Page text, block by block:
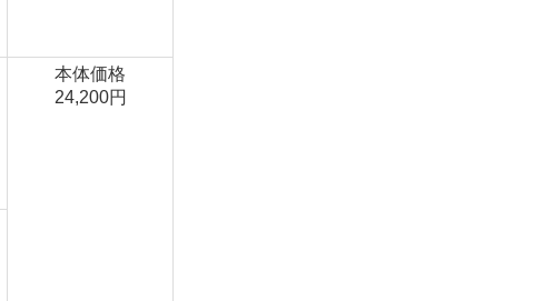
本体価格
24,200円